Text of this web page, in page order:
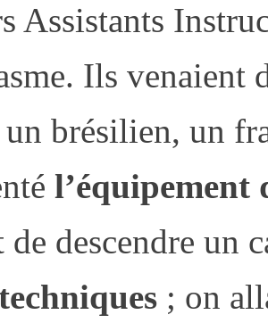
Assistants
Ils venaient
un brésilien, un
l’équipement
de descendre un
; on